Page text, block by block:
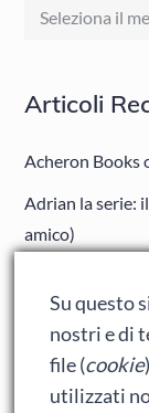
Archivi
Articoli
Acheron Books
Adrian la serie:
amico)
Ralph spacca
Bumblebee:
Su questo
nostri e di
file (cookie
utilizzati